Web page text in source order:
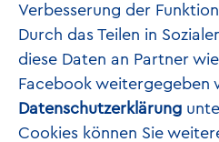
Kinder ab 8 Jahre
Welche
Verbesserung der
Durch das Teilen in
diese Daten an Partner
Facebook weitergegeben
Datenschutzerklärung
Cookies können Sie